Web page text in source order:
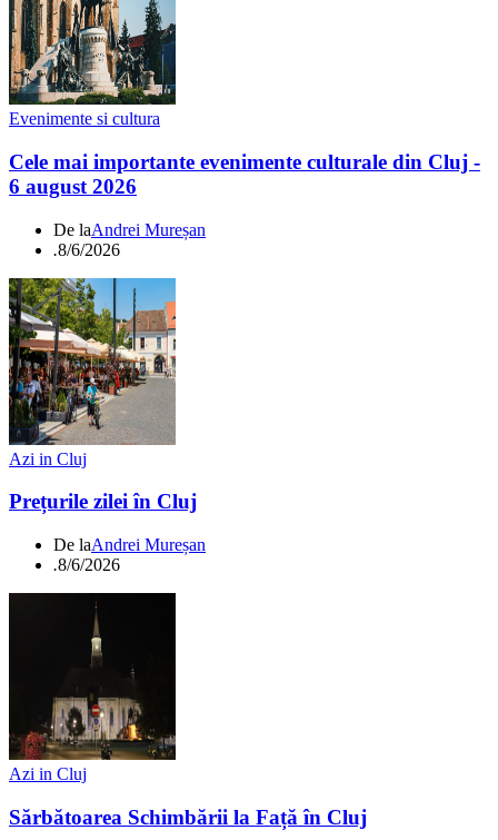
Evenimente si cultura
Cele mai importante evenimente culturale din Cluj -
6 august 2026
De laAndrei Mureșan
.8/6/2026
Azi in Cluj
Prețurile zilei în Cluj
De laAndrei Mureșan
.8/6/2026
Azi in Cluj
Sărbătoarea Schimbării la Față în Cluj